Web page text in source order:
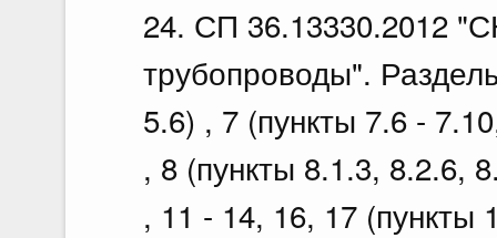
24. СП 36.13330.2012
трубопроводы".
5.6) , 7 (пункты 7.6 -
, 8 (пункты 8.1.3, 8.2.6,
, 11 - 14, 16, 17 (пункты